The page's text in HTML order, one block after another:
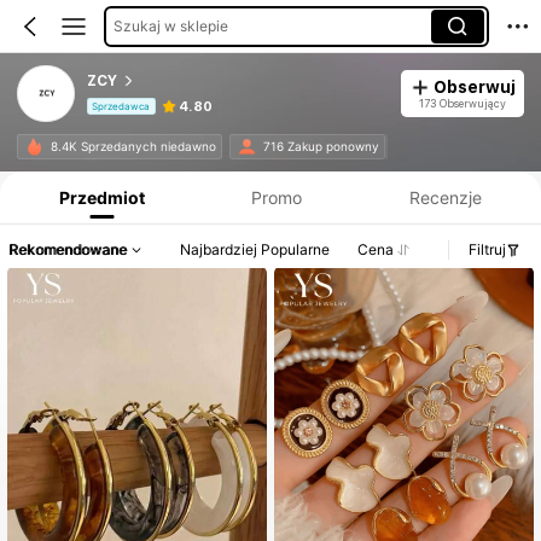
Szukaj w sklepie
ZCY
Sprzedawca 4.80
Obserwuj
173 Obserwujący
8.4K Sprzedanych niedawno 716 Zakup ponowny
Przedmiot Promo Recenzje
Rekomendowane Najbardziej Popularne Cena Filtruj